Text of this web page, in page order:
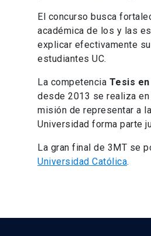
El concurso busca
académica de los y las
explicar efectivamente
estudiantes UC.
La competencia Tesis
desde 2013 se realiza en
misión de representar a
Universidad forma parte
La gran final de 3MT se
Universidad Católica.